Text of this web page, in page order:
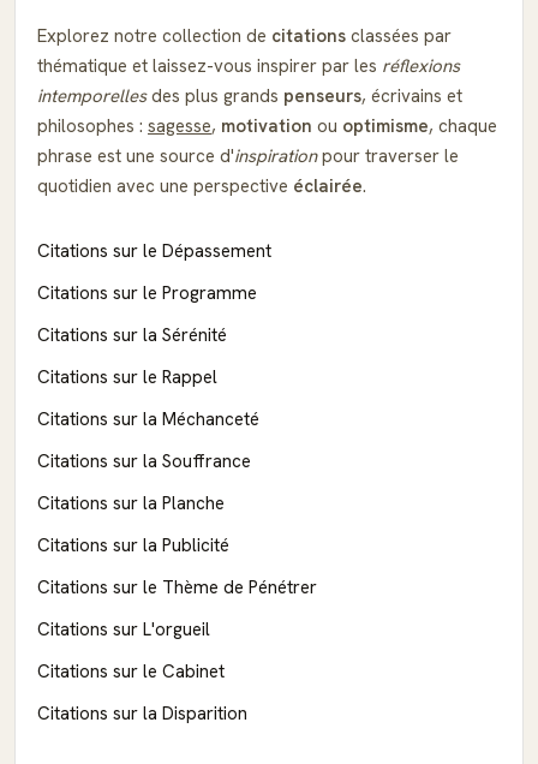
Explorez notre collection de citations classées par
thématique et laissez-vous inspirer par les réflexions
intemporellesdes plus grands penseurs, écrivains et
philosophes : sagesse, motivation ou optimisme, chaque
phrase est une source d'inspirationpour traverser le
quotidien avec une perspective éclairée.
Citations sur le Dépassement
Citations sur le Programme
Citations sur la Sérénité
Citations sur le Rappel
Citations sur la Méchanceté
Citations sur la Souffrance
Citations sur la Planche
Citations sur la Publicité
Citations sur le Thème de Pénétrer
Citations sur L'orgueil
Citations sur le Cabinet
Citations sur la Disparition